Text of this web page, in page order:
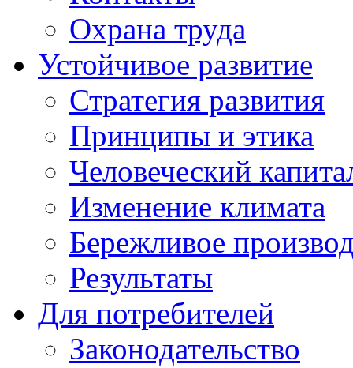
Охрана труда
Устойчивое развитие
Стратегия развития
Принципы и этика
Человеческий
Изменение климата
Бережливое
Результаты
Для потребителей
Законодательство